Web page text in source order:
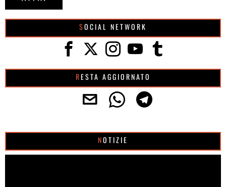
SOCIAL NETWORK
RESTA AGGIORNATO
NOTIZIE